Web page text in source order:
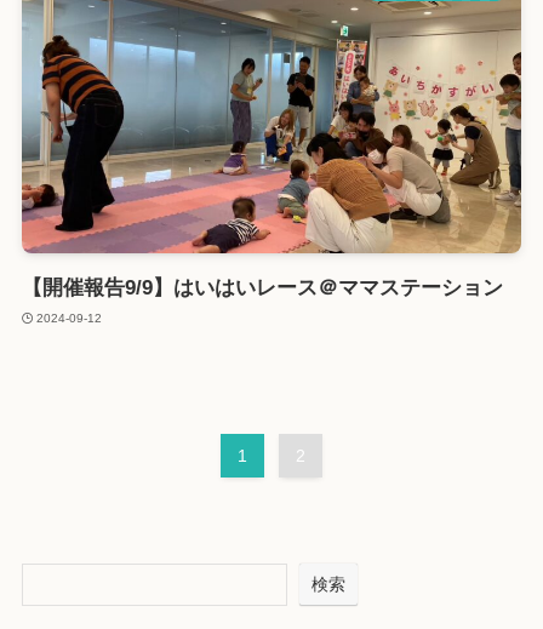
【開催報告9/9】はいはいレース＠ママステーション
2024-09-12
1 2
検索